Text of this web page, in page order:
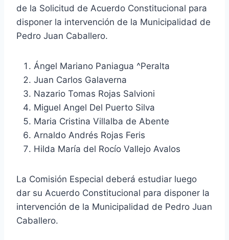
de la Solicitud de Acuerdo Constitucional para
disponer la intervención de la Municipalidad de
Pedro Juan Caballero.
Ángel Mariano Paniagua ^Peralta
Juan Carlos Galaverna
Nazario Tomas Rojas Salvioni
Miguel Angel Del Puerto Silva
Maria Cristina Villalba de Abente
Arnaldo Andrés Rojas Feris
Hilda María del Rocío Vallejo Avalos
La Comisión Especial deberá estudiar luego
dar su Acuerdo Constitucional para disponer la
intervención de la Municipalidad de Pedro Juan
Caballero.